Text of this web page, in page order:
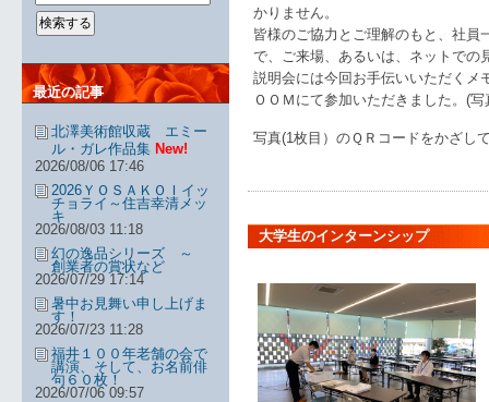
かりません。
皆様のご協力とご理解のもと、社員
で、ご来場、あるいは、ネットでの
説明会には今回お手伝いいただくメ
ＯＯＭにて参加いただきました。(
写真(1枚目）のＱＲコードをかざし
大学生のインターンシップ
最近の記事
北澤美術館収蔵 エミー
ル・ガレ作品集 New!
2026/08/06 17:46
2026ＹＯＳＡＫＯＩイッ
チョライ～住吉幸清メッ
キ
2026/08/03 11:18
幻の逸品シリーズ ～
創業者の賞状など
2026/07/29 17:14
暑中お見舞い申し上げま
す！
2026/07/23 11:28
福井１００年老舗の会で
講演、そして、お名前俳
句６０枚！
2026/07/06 09:57